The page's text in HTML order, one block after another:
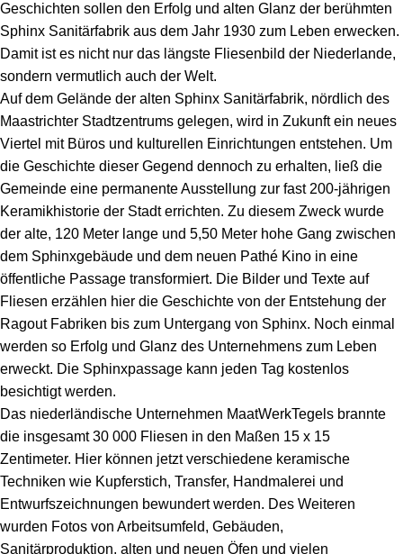
Geschichten sollen den Erfolg und alten Glanz der berühmten
Sphinx Sanitärfabrik aus dem Jahr 1930 zum Leben erwecken.
Damit ist es nicht nur das längste Fliesenbild der Niederlande,
sondern vermutlich auch der Welt.
Auf dem Gelände der alten Sphinx Sanitärfabrik, nördlich des
Maastrichter Stadtzentrums gelegen, wird in Zukunft ein neues
Viertel mit Büros und kulturellen Einrichtungen entstehen. Um
die Geschichte dieser Gegend dennoch zu erhalten, ließ die
Gemeinde eine permanente Ausstellung zur fast 200-jährigen
Keramikhistorie der Stadt errichten. Zu diesem Zweck wurde
der alte, 120 Meter lange und 5,50 Meter hohe Gang zwischen
dem Sphinxgebäude und dem neuen Pathé Kino in eine
öffentliche Passage transformiert. Die Bilder und Texte auf
Fliesen erzählen hier die Geschichte von der Entstehung der
Ragout Fabriken bis zum Untergang von Sphinx. Noch einmal
werden so Erfolg und Glanz des Unternehmens zum Leben
erweckt. Die Sphinxpassage kann jeden Tag kostenlos
besichtigt werden.
Das niederländische Unternehmen MaatWerkTegels brannte
die insgesamt 30 000 Fliesen in den Maßen 15 x 15
Zentimeter. Hier können jetzt verschiedene keramische
Techniken wie Kupferstich, Transfer, Handmalerei und
Entwurfszeichnungen bewundert werden. Des Weiteren
wurden Fotos von Arbeitsumfeld, Gebäuden,
Sanitärproduktion, alten und neuen Öfen und vielen